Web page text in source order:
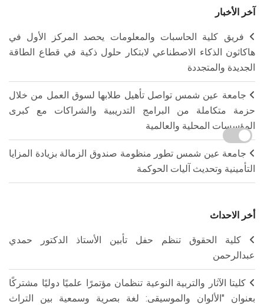
آخر الأخبار
فريق كلية الحاسبات والمعلومات يحصد المركز الأول في
هاكاثون الذكاء الاصطناعي لابتكار حلول ذكية في قطاع الطاقة
الجديدة والمتجددة
جامعة عين شمس تواصل تأهيل طلابها لسوق العمل من خلال
حزمة متكاملة من البرامج التدريبية والشراكات مع كبرى
المؤسسات المحلية والعالمية
جامعة عين شمس تطور منظومة صندوق الزمالة بزيادة المزايا
التأمينية وتحديث آليات الحوكمة
أخر الاحداث
كلية الحقوق تنظم حفل تأبين الأستاذ الدكتور حمدي
عبدالرحمن
كليتا الآثار والتربية النوعية تنظمان مؤتمرًا علميًا دوليًا مشتركًا
بعنوان "الألوان والموسيقى: لغة بصرية وسمعية بين التراث